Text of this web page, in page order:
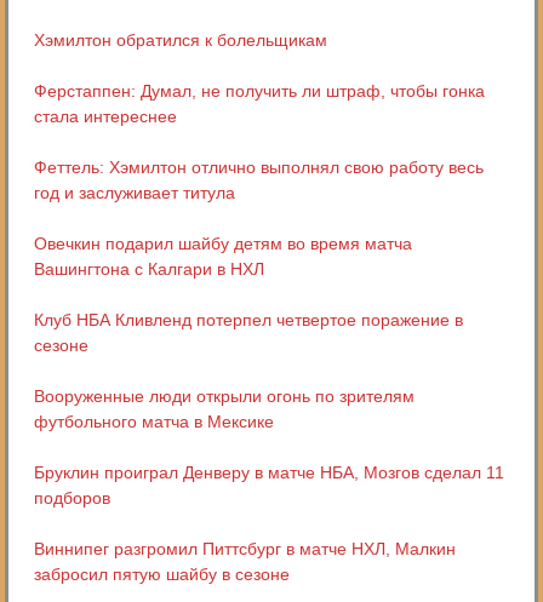
Хэмилтон обратился к болельщикам
Ферстаппен: Думал, не получить ли штраф, чтобы гонка
стала интереснее
Феттель: Хэмилтон отлично выполнял свою работу весь
год и заслуживает титула
Овечкин подарил шайбу детям во время матча
Вашингтона с Калгари в НХЛ
Клуб НБА Кливленд потерпел четвертое поражение в
сезоне
Вооруженные люди открыли огонь по зрителям
футбольного матча в Мексике
Бруклин проиграл Денверу в матче НБА, Мозгов сделал 11
подборов
Виннипег разгромил Питтсбург в матче НХЛ, Малкин
забросил пятую шайбу в сезоне